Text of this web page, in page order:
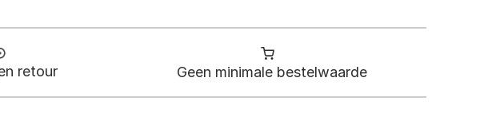
retour Geen minimale bestelwaarde